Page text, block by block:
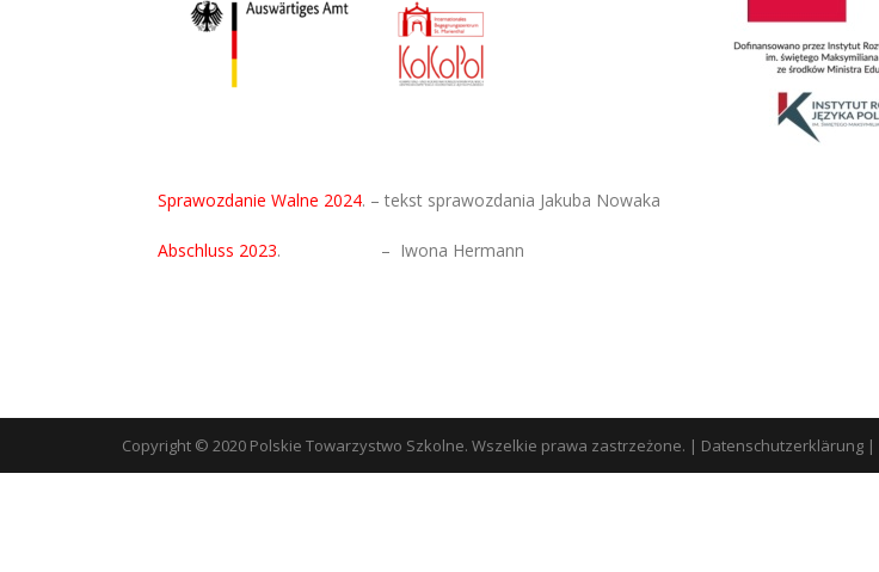
Sprawozdanie Walne 2024. – tekst sprawozdania Jakuba Nowaka
Abschluss 2023. – Iwona Hermann
Copyright © 2020 Polskie Towarzystwo Szkolne. Wszelkie prawa zastrzeżone. | Datenschutzerklärung |